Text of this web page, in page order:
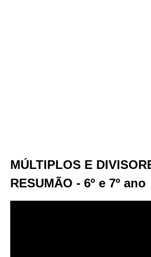
MÚLTIPLOS E
RESUMÃO - 6º e 7º ano